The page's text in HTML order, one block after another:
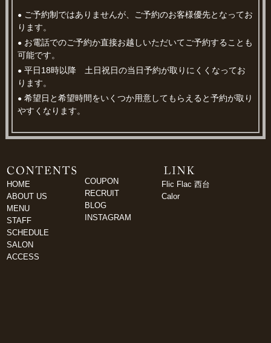
● ご予約制ではありませんが、ご予約のお客様優先となってお
ります。
● お電話でのご予約か直接お越しいただいてご予約することも
可能です。
● 平日18時以降 土日祝日の当日予約が取りにくくなってお
ります。
● 希望日と希望時間をいくつか用意してもらえると予約が取り
やすくなります。
HOME
ABOUT US
MENU
STAFF
SCHEDULE
SALON
ACCESS
COUPON
RECRUIT
BLOG
INSTAGRAM
Flic Flac 西台
Calor